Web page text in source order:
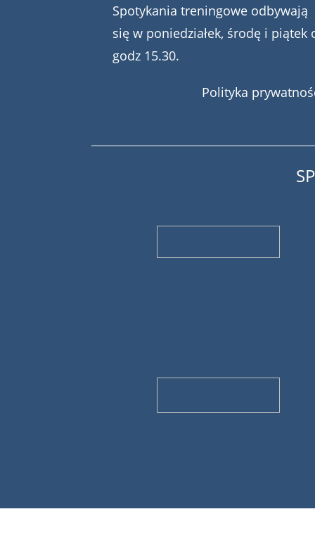
Spotykania treningowe odbywają
się w poniedziałek, środę i piątek
godz 15.30.
Polityka